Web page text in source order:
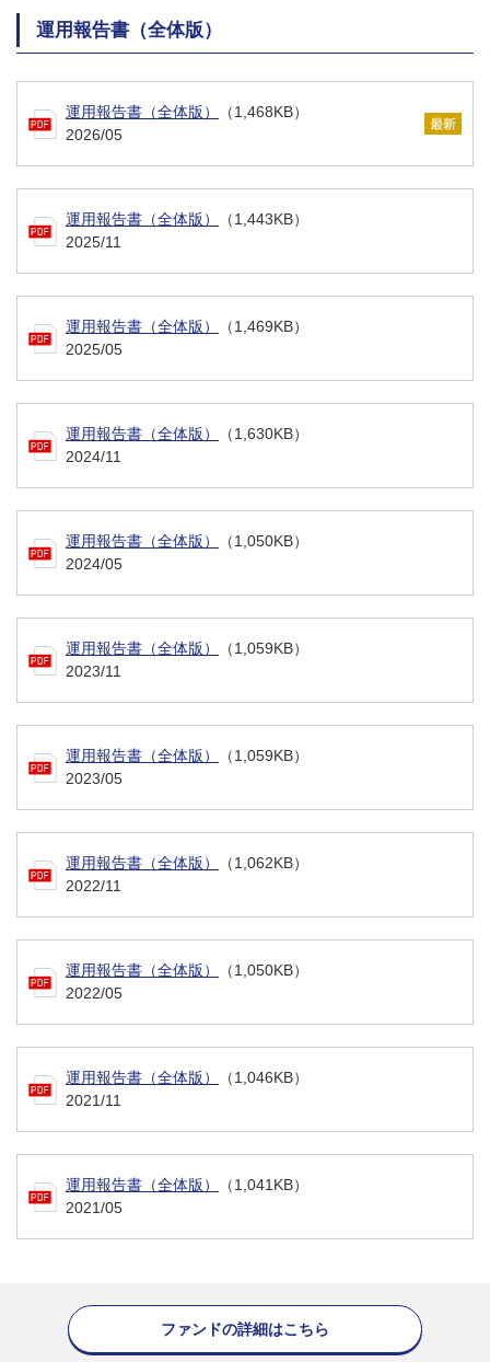
運用報告書（全体版）
運用報告書（全体版）
（1,468KB）
2026/05
運用報告書（全体版）
（1,443KB）
2025/11
運用報告書（全体版）
（1,469KB）
2025/05
運用報告書（全体版）
（1,630KB）
2024/11
運用報告書（全体版）
（1,050KB）
2024/05
運用報告書（全体版）
（1,059KB）
2023/11
運用報告書（全体版）
（1,059KB）
2023/05
運用報告書（全体版）
（1,062KB）
2022/11
運用報告書（全体版）
（1,050KB）
2022/05
運用報告書（全体版）
（1,046KB）
2021/11
運用報告書（全体版）
（1,041KB）
2021/05
ファンドの詳細はこちら